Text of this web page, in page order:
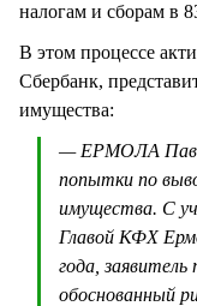
налогам и сборам в
В этом процессе
Сбербанк,
имущества:
— ЕРМОЛА
попытки по
имущества. С
Главой КФХ
года,
обоснованный